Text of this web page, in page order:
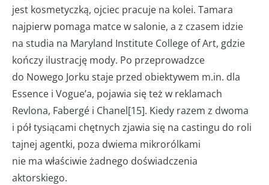
jest kosmetyczką, ojciec pracuje na kolei. Tamara
najpierw pomaga matce w salonie, a z czasem idzie
na studia na Maryland Institute College of Art, gdzie
kończy ilustrację mody. Po przeprowadzce
do Nowego Jorku staje przed obiektywem m.in. dla
Essence i Vogue’a, pojawia się też w reklamach
Revlona, Fabergé i Chanel[15]. Kiedy razem z dwoma
i pół tysiącami chętnych zjawia się na castingu do roli
tajnej agentki, poza dwiema mikrorólkami
nie ma właściwie żadnego doświadczenia
aktorskiego.